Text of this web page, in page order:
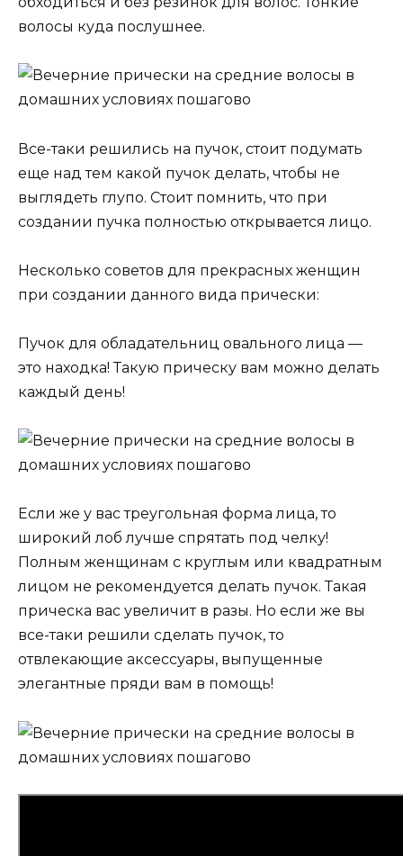
волосы куда послушнее.
Все-таки решились на пучок, стоит подумать
еще над тем какой пучок делать, чтобы не
выглядеть глупо. Стоит помнить, что при
создании пучка полностью открывается лицо.
Несколько советов для прекрасных женщин
при создании данного вида прически:
Пучок для обладательниц овального лица —
это находка! Такую прическу вам можно делать
каждый день!
Если же у вас треугольная форма лица, то
широкий лоб лучше спрятать под челку!
Полным женщинам с круглым или квадратным
лицом не рекомендуется делать пучок. Такая
прическа вас увеличит в разы. Но если же вы
все-таки решили сделать пучок, то
отвлекающие аксессуары, выпущенные
элегантные пряди вам в помощь!